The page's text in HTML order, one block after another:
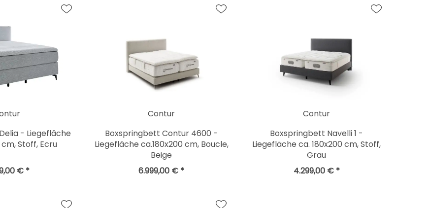
- Liegefläche
cm, Stoff, Ecru
€ *
Contur
Boxspringbett Contur 4600 -
Liegefläche ca.180x200 cm, Boucle,
Beige
6.999,00 € *
Contur
Boxspringbett Navelli 1 -
Liegefläche ca. 180x200 cm, Stoff,
Grau
4.299,00 € *